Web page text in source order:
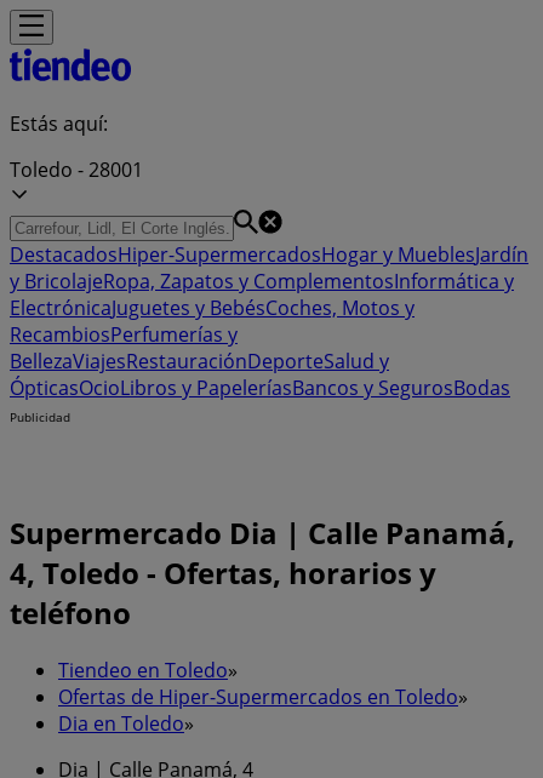
Estás aquí:
Toledo - 28001
DestacadosHiper-SupermercadosHogar y MueblesJardín
y BricolajeRopa, Zapatos y ComplementosInformática y
ElectrónicaJuguetes y BebésCoches, Motos y
RecambiosPerfumerías y
BellezaViajesRestauraciónDeporteSalud y
ÓpticasOcioLibros y PapeleríasBancos y SegurosBodas
Publicidad
Supermercado Dia | Calle Panamá,
4, Toledo - Ofertas, horarios y
teléfono
Tiendeo en Toledo»
Ofertas de Hiper-Supermercados en Toledo»
Dia en Toledo»
Dia | Calle Panamá, 4